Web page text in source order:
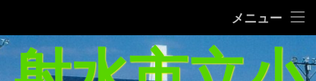
メニュー
給食レシピの紹介(1/27追加）
コ
ン